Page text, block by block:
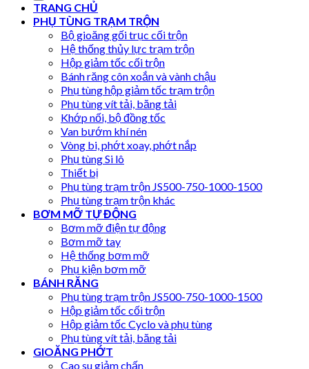
TRANG CHỦ
PHỤ TÙNG TRẠM TRỘN
Bộ gioăng gối trục cối trộn
Hệ thống thủy lực trạm trộn
Hộp giảm tốc cối trộn
Bánh răng côn xoắn và vành chậu
Phụ tùng hộp giảm tốc trạm trộn
Phụ tùng vít tải, băng tải
Khớp nối, bộ đồng tốc
Van bướm khí nén
Vòng bi, phớt xoay, phớt nắp
Phụ tùng Si lô
Thiết bị
Phụ tùng trạm trộn JS500-750-1000-1500
Phụ tùng trạm trộn khác
BƠM MỠ TỰ ĐỘNG
Bơm mỡ điện tự động
Bơm mỡ tay
Hệ thống bơm mỡ
Phụ kiện bơm mỡ
BÁNH RĂNG
Phụ tùng trạm trộn JS500-750-1000-1500
Hộp giảm tốc cối trộn
Hộp giảm tốc Cyclo và phụ tùng
Phụ tùng vít tải, băng tải
GIOĂNG PHỚT
Cao su giảm chấn